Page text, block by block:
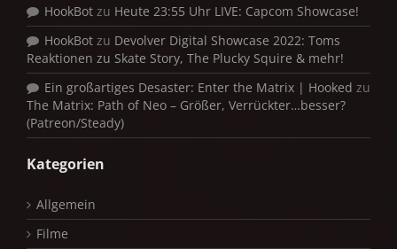
HookBot zu Heute 23:55 Uhr LIVE: Capcom Showcase!
HookBot zu Devolver Digital Showcase 2022: Toms
Reaktionen zu Skate Story, The Plucky Squire & mehr!
Ein großartiges Desaster: Enter the Matrix | Hooked zu
The Matrix: Path of Neo – Größer, Verrückter…besser?
(Patreon/Steady)
Kategorien
Allgemein
Filme